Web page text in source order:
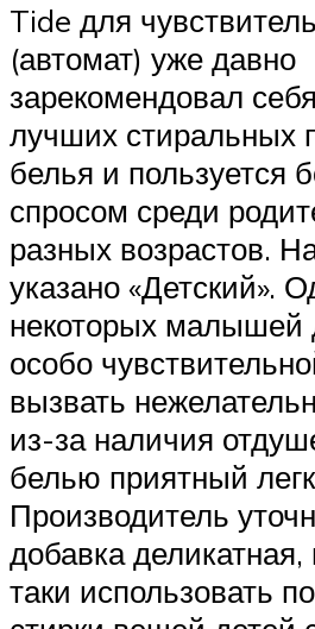
Tide для
(автомат) уже давно
зарекомендовал
лучших стиральных
белья и пользуется
спросом среди
разных возрастов.
указано «Детский».
некоторых малышей
особо
вызвать
из-за наличия
белью приятный
Производитель
добавка
таки использовать